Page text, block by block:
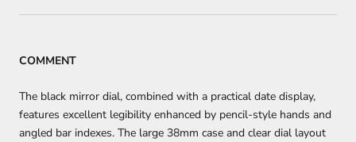
COMMENT
The black mirror dial, combined with a practical date display,
features excellent legibility enhanced by pencil-style hands and
angled bar indexes. The large 38mm case and clear dial layout